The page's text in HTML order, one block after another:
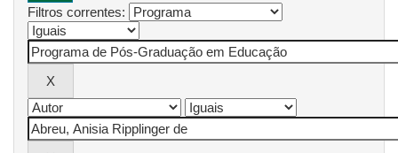
Filtros correntes: